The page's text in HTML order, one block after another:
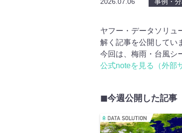
ヤフー・データソリュ
解く記事を公開してい
今回は、梅雨・台風シ
公式noteを見る（外部
◼︎今週公開した記事